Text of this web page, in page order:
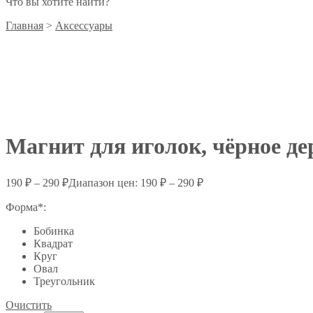
Главная > Аксессуары
Магнит для иголок, чёрное
190 ₽ – 290 ₽Диапазон цен: 190 ₽ – 290 ₽
Форма*:
Бобинка
Квадрат
Круг
Овал
Треугольник
Очистить